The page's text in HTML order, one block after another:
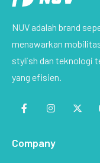
NUV adalah brand
menawarkan
stylish dan teknologi
yang efisien.
Company